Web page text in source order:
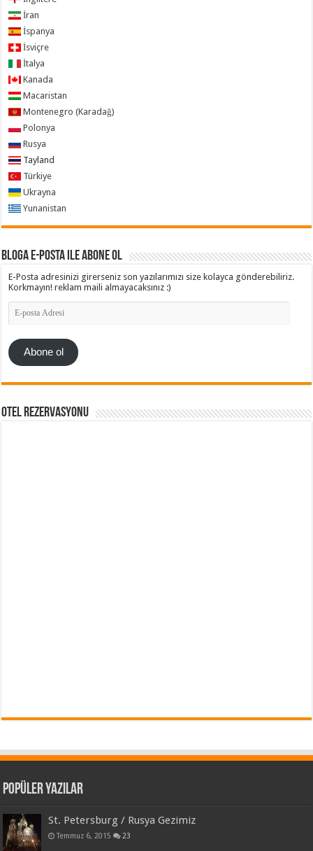
İran
İspanya
İsviçre
İtalya
Kanada
Macaristan
Montenegro (Karadağ)
Polonya
Rusya
Tayland
Türkiye
Ukrayna
Yunanistan
Bloga e-posta ile abone ol
E-Posta adresinizi girerseniz son yazılarımızı size kolayca gönderebiliriz.
Korkmayın! reklam maili almayacaksınız :)
E-
posta
Adresi
Abone ol
Otel Rezervasyonu
Popüler Yazılar
St. Petersburg / Rusya Gezimiz
Temmuz 6, 2015 23